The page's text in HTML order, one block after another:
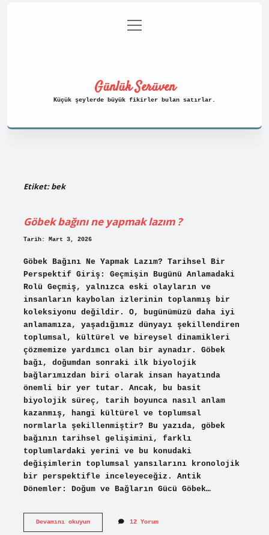
Gizlilik Politikası
menüyü
aç
Günlük Serüven
Küçük şeylerde büyük fikirler bulan satırlar.
Etiket:bek
Göbek bağını ne yapmak lazım ?
Tarih: Mart 3, 2026
Göbek Bağını Ne Yapmak Lazım? Tarihsel Bir
Perspektif Giriş: Geçmişin Bugünü Anlamadaki
Rolü Geçmiş, yalnızca eski olayların ve
insanların kaybolan izlerinin toplanmış bir
koleksiyonu değildir. O, bugünümüzü daha iyi
anlamamıza, yaşadığımız dünyayı şekillendiren
toplumsal, kültürel ve bireysel dinamikleri
çözmemize yardımcı olan bir aynadır. Göbek
bağı, doğumdan sonraki ilk biyolojik
bağlarımızdan biri olarak insan hayatında
önemli bir yer tutar. Ancak, bu basit
biyolojik süreç, tarih boyunca nasıl anlam
kazanmış, hangi kültürel ve toplumsal
normlarla şekillenmiştir? Bu yazıda, göbek
bağının tarihsel gelişimini, farklı
toplumlardaki yerini ve bu konudaki
değişimlerin toplumsal yansılarını kronolojik
bir perspektifle inceleyeceğiz. Antik
Dönemler: Doğum ve Bağların Gücü Göbek…
Devamını okuyunGöbek
12 Yorum